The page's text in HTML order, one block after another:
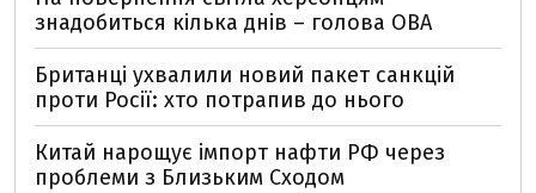
знадобиться кілька днів – голова ОВА
Британці ухвалили новий пакет санкцій
проти Росії: хто потрапив до нього
Китай нарощує імпорт нафти РФ через
проблеми з Близьким Сходом